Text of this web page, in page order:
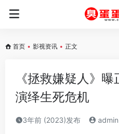
首页 • 影视资讯 • 正文
《拯救嫌疑人》
演绎生死危机
3年前 (2023)发布 admin